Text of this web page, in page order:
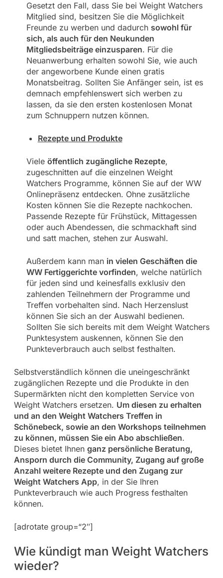
Gesetzt den Fall, dass Sie bei Weight Watchers
Mitglied sind, besitzen Sie die Möglichkeit
Freunde zu werben und dadurch sowohl für
sich, als auch für den Neukunden
Mitgliedsbeiträge einzusparen. Für die
Neuanwerbung erhalten sowohl Sie, wie auch
der angeworbene Kunde einen gratis
Monatsbeitrag. Sollten Sie Anfänger sein, ist es
demnach empfehlenswert sich werben zu
lassen, da sie den ersten kostenlosen Monat
zum Schnuppern nutzen können.
Rezepte und Produkte
Viele öffentlich zugängliche Rezepte,
zugeschnitten auf die einzelnen Weight
Watchers Programme, können Sie auf der WW
Onlinepräsenz entdecken. Ohne zusätzliche
Kosten können Sie die Rezepte nachkochen.
Passende Rezepte für Frühstück, Mittagessen
oder auch Abendessen, die schmackhaft sind
und satt machen, stehen zur Auswahl.
Außerdem kann man in vielen Geschäften die
WW Fertiggerichte vorfinden, welche natürlich
für jeden sind und keinesfalls exklusiv den
zahlenden Teilnehmern der Programme und
Treffen vorbehalten sind. Nach Herzenslust
können Sie sich an der Auswahl bedienen.
Sollten Sie sich bereits mit dem Weight Watchers
Punktesystem auskennen, können Sie den
Punkteverbrauch auch selbst festhalten.
Selbstverständlich können die uneingeschränkt
zugänglichen Rezepte und die Produkte in den
Supermärkten nicht den kompletten Service von
Weight Watchers ersetzen. Um diesen zu erhalten
und an den Weight Watchers Treffen in
Schönebeck, sowie an den Workshops teilnehmen
zu können, müssen Sie ein Abo abschließen.
Dieses bietet Ihnen ganz persönliche Beratung,
Ansporn durch die Community, Zugang auf große
Anzahl weitere Rezepte und den Zugang zur
Weight Watchers App, in der Sie Ihren
Punkteverbrauch wie auch Progress festhalten
können.
[adrotate group=“2″]
Wie kündigt man Weight Watchers
wieder?